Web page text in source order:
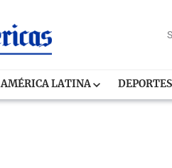
AMÉRICA LATINA